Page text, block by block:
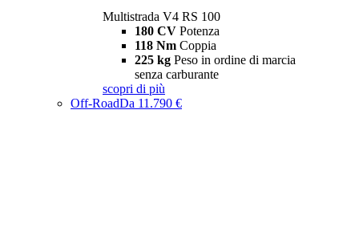
Multistrada V4 RS 100
180 CV Potenza
118 Nm Coppia
225 kg Peso in ordine di marcia
senza carburante
scopri di più
Off-RoadDa 11.790 €